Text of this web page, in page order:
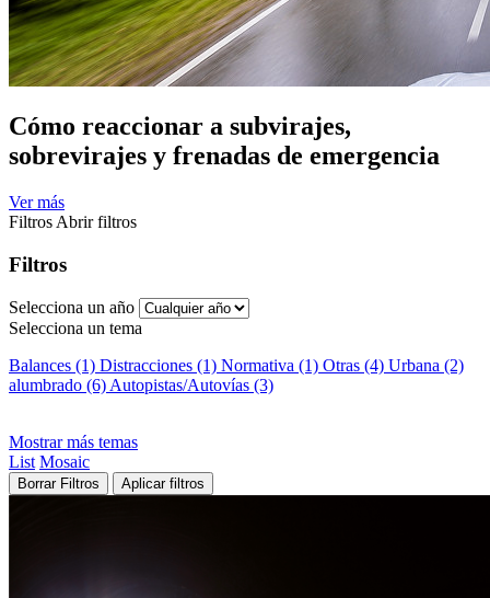
Cómo reaccionar a subvirajes,
sobrevirajes y frenadas de emergencia
Ver más
Filtros Abrir filtros
Filtros
Selecciona un año
Selecciona un tema
Balances (1) Distracciones (1) Normativa (1) Otras (4) Urbana (2)
alumbrado (6) Autopistas/Autovías (3)
Mostrar más temas
List Mosaic
Borrar Filtros Aplicar filtros